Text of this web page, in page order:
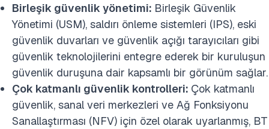
Birleşik güvenlik yönetimi: Birleşik Güvenlik
Yönetimi (USM), saldırı önleme sistemleri (IPS), eski
güvenlik duvarları ve güvenlik açığı tarayıcıları gibi
güvenlik teknolojilerini entegre ederek bir kuruluşun
güvenlik duruşuna dair kapsamlı bir görünüm sağlar.
Çok katmanlı güvenlik kontrolleri: Çok katmanlı
güvenlik, sanal veri merkezleri ve Ağ Fonksiyonu
Sanallaştırması (NFV) için özel olarak uyarlanmış, BT